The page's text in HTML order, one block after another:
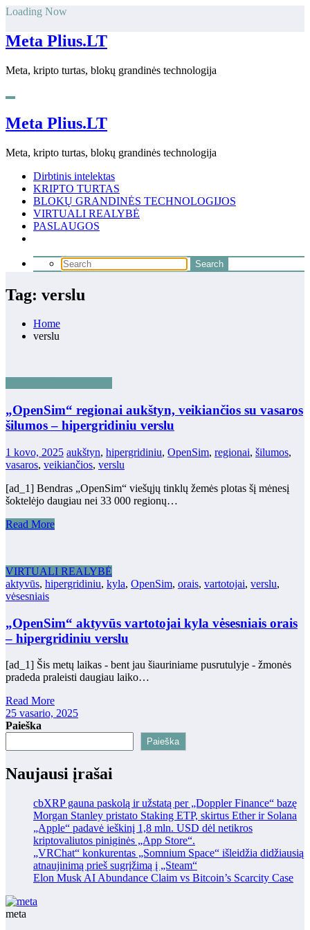
Skip
content
Loading Now
Meta Plius.LT
Meta, kripto turtas, blokų grandinės technologija
Meta Plius.LT
Meta, kripto turtas, blokų grandinės technologija
Dirbtinis intelektas
KRIPTO TURTAS
BLOKŲ GRANDINĖS TECHNOLOGIJOS
VIRTUALI REALYBĖ
PASLAUGOS
Tag: verslu
Home
verslu
„OpenSim“ regionai aukštyn, veikiančios su vasaros
šilumos – hipergridiniu verslu
1 kovo, 2025 aukštyn, hipergridiniu, OpenSim, regionai, šilumos,
vasaros, veikiančios, verslu
[ad_1] Bendras „OpenSim“ viešųjų tinklų žemės plotas šį mėnesį
šoktelėjo daugiau nei 33 000 regionų…
Read More
VIRTUALI REALYBĖ
aktyvūs, hipergridiniu, kyla, OpenSim, orais, vartotojai, verslu,
vėsesniais
„OpenSim“ aktyvūs vartotojai kyla vėsesniais orais
– hipergridiniu verslu
[ad_1] Šis metų laikas - bent jau šiauriniame pusrutulyje - žmonės
pradeda praleisti daugiau laiko…
Read More
25 vasario, 2025
Paieška
Paieška
Naujausi įrašai
cbXRP gauna paskolą ir užstatą per „Doppler Finance“ bazę
Morgan Stanley pristato Staking ETP, skirtus Ether ir Solana
„Apple“ padavė ieškinį 1,8 mln. USD dėl netikros
kriptovaliutos piniginės „App Store“.
„VRChat“ konkurentas „Somnium Space“ išleidžia didžiausią
atnaujinimą prieš sugrįžimą į „Steam“
Elon Musk AI Abundance Claim vs Bitcoin’s Scarcity Case
meta